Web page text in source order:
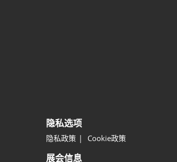
隐私选项
隐私政策 Cookie政策
展会信息